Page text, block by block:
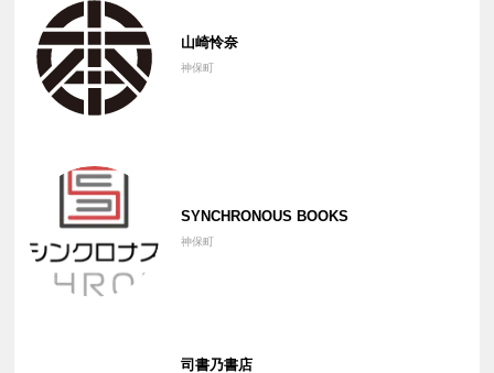
山崎怜奈
神保町
SYNCHRONOUS BOOKS
神保町
司書乃書店